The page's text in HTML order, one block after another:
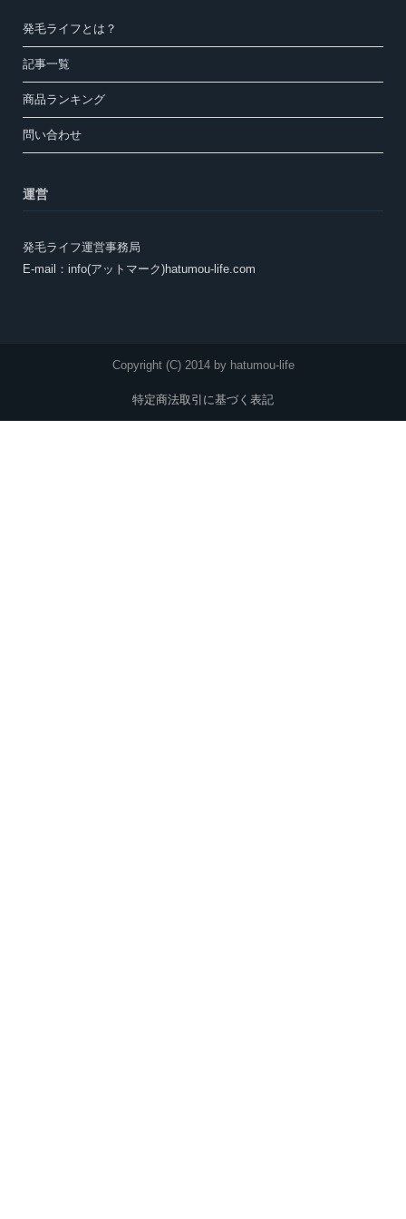
発毛ライフとは？
記事一覧
商品ランキング
問い合わせ
運営
発毛ライフ運営事務局
E-mail：info(アットマーク)hatumou-life.com
Copyright (C) 2014 by hatumou-life
特定商法取引に基づく表記